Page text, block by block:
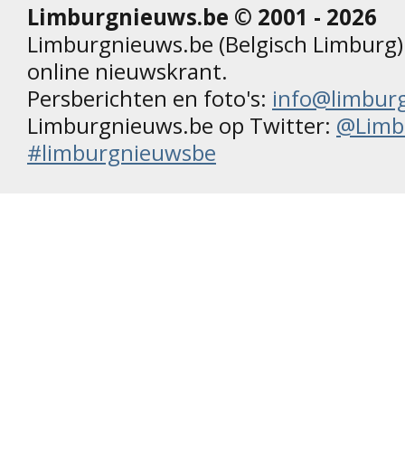
Limburgnieuws.be © 2001 - 2026
Limburgnieuws.be (Belgisch
online nieuwskrant.
Persberichten en foto's:
Limburgnieuws.be op Twitter:
#limburgnieuwsbe